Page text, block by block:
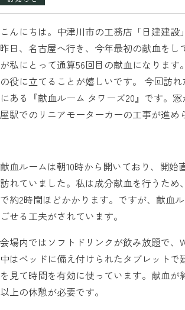
こんにちは。中津川市の工務店「日建建設
昨日、名古屋へ行き、今年最初の献血をし
が私にとって通算56回目の献血になります
の役に立てることが嬉しいです。 今回訪
にある『献血ルーム タワーズ20』です。
屋駅でのリニアモーターカーの工事が進め
献血ルームは朝10時から開いており、開始
訪れていました。私は成分献血を行うため
で約2時間ほどかかります。ですが、献血
ごせる工夫がされています。
会場内ではソフトドリンクが飲み放題で、
中はベッドに備え付けられたタブレットで
を見て時間を有効に使っています。献血が
以上の休憩が必要です。